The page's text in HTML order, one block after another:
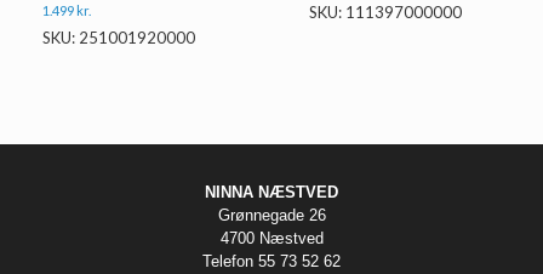
1.499kr.
SKU: 251001920000
SKU: 111397000000
NINNA NÆSTVED
Grønnegade 26
4700 Næstved
Telefon 55 73 52 62